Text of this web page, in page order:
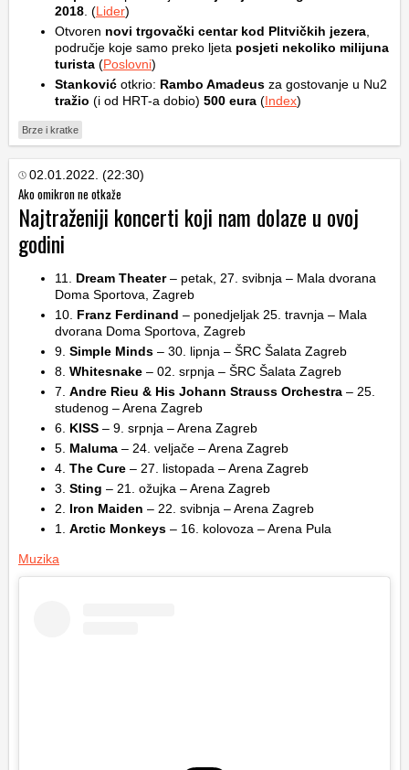
2018 . (Lider)
Otvoren novi trgovački centar kod Plitvičkih jezera
područje koje samo preko ljeta posjeti nekoliko milijuna
turista (Poslovni)
Stanković otkrio: Rambo Amadeus za gostovanje u Nu2
tražio (i od HRT-a dobio) 500 eura (Index)
Brze i kratke
02.01.2022. (22:30)
Ako omikron ne otkaže
Najtraženiji koncerti koji nam dolaze u ovoj
godini
11. Dream Theater– petak, 27. svibnja – Mala dvorana
Doma Sportova, Zagreb
10. Franz Ferdinand – ponedjeljak 25. travnja – Mala
dvorana Doma Sportova, Zagreb
9. Simple Minds – 30. lipnja – ŠRC Šalata Zagreb
8. Whitesnake – 02. srpnja – ŠRC Šalata Zagreb
7. Andre Rieu & His Johann Strauss Orchestra – 25.
studenog – Arena Zagreb
6. KISS – 9. srpnja – Arena Zagreb
5. Maluma – 24. veljače – Arena Zagreb
4. The Cure – 27. listopada – Arena Zagreb
3. Sting – 21. ožujka – Arena Zagreb
2. Iron Maiden – 22. svibnja – Arena Zagreb
1. Arctic Monkeys – 16. kolovoza – Arena Pula
Muzika